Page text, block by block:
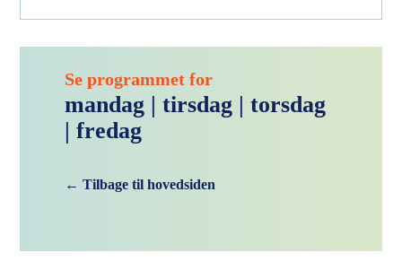
Se programmet for
mandag |tirsdag |torsdag
|fredag
← Tilbage til hovedsiden